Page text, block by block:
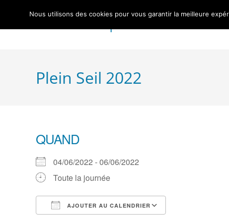
content
Plein Seil 2022
QUAND
04/06/2022 - 06/06/2022
Toute la journée
AJOUTER AU CALENDRIER
Nous utilisons des cookies pour vous garantir la meilleure